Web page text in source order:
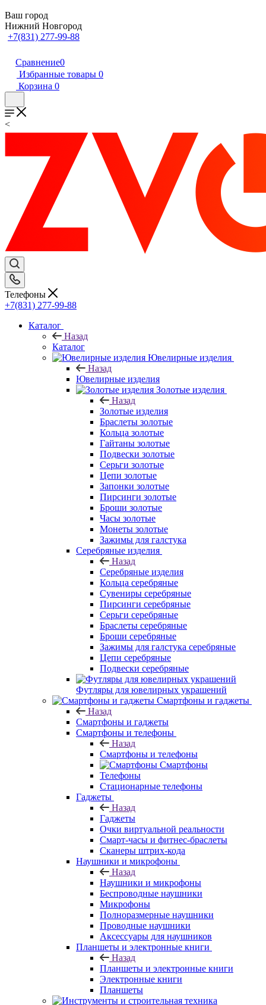
Ваш город
Нижний Новгород
+7(831) 277-99-88
Сравнение0
Избранные товары 0
Корзина 0
<
Телефоны
+7(831) 277-99-88
Каталог
Назад
Каталог
Ювелирные изделия
Назад
Ювелирные изделия
Золотые изделия
Назад
Золотые изделия
Браслеты золотые
Кольца золотые
Гайтаны золотые
Подвески золотые
Серьги золотые
Цепи золотые
Запонки золотые
Пирсинги золотые
Броши золотые
Часы золотые
Монеты золотые
Зажимы для галстука
Серебряные изделия
Назад
Серебряные изделия
Кольца серебряные
Сувениры серебряные
Пирсинги серебряные
Серьги серебряные
Браслеты серебряные
Броши серебряные
Зажимы для галстука серебряные
Цепи серебряные
Подвески серебряные
Футляры для ювелирных украшений
Смартфоны и гаджеты
Назад
Смартфоны и гаджеты
Смартфоны и телефоны
Назад
Смартфоны и телефоны
Смартфоны
Телефоны
Стационарные телефоны
Гаджеты
Назад
Гаджеты
Очки виртуальной реальности
Смарт-часы и фитнес-браслеты
Сканеры штрих-кода
Наушники и микрофоны
Назад
Наушники и микрофоны
Беспроводные наушники
Микрофоны
Полноразмерные наушники
Проводные наушники
Аксессуары для наушников
Планшеты и электронные книги
Назад
Планшеты и электронные книги
Электронные книги
Планшеты